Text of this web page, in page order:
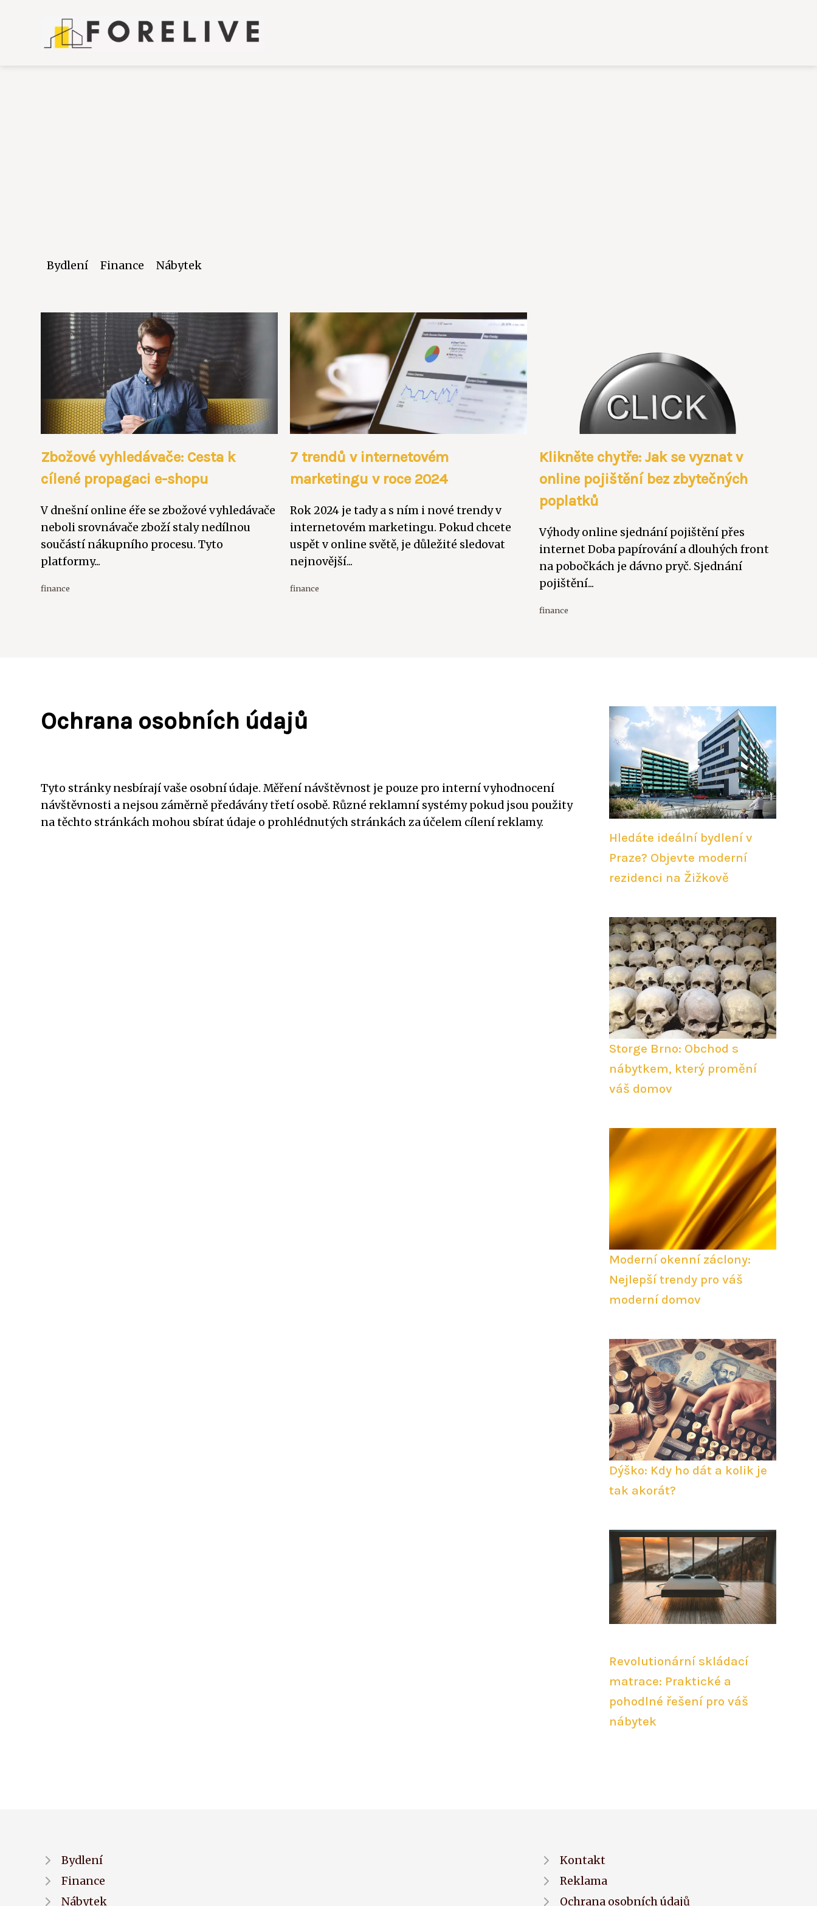
Bydlení Finance Nábytek
Zbožové vyhledávače: Cesta k
cílené propagaci e-shopu
V dnešní online éře se zbožové vyhledávače
neboli srovnávače zboží staly nedílnou
součástí nákupního procesu. Tyto
platformy...
finance
7 trendů v internetovém
marketingu v roce 2024
Rok 2024 je tady a s ním i nové trendy v
internetovém marketingu. Pokud chcete
uspět v online světě, je důležité sledovat
nejnovější...
finance
Klikněte chytře: Jak se vyznat v
online pojištění bez zbytečných
poplatků
Výhody online sjednání pojištění přes
internet Doba papírování a dlouhých front
na pobočkách je dávno pryč. Sjednání
pojištění...
finance
Ochrana osobních údajů
Tyto stránky nesbírají vaše osobní údaje. Měření návštěvnost je pouze pro interní vyhodnocení
návštěvnosti a nejsou záměrně předávány třetí osobě. Různé reklamní systémy pokud jsou použity
na těchto stránkách mohou sbírat údaje o prohlédnutých stránkách za účelem cílení reklamy.
Hledáte ideální bydlení v
Praze? Objevte moderní
rezidenci na Žižkově
Storge Brno: Obchod s
nábytkem, který promění
váš domov
Moderní okenní záclony:
Nejlepší trendy pro váš
moderní domov
Dýško: Kdy ho dát a kolik je
tak akorát?
Revolutionární skládací
matrace: Praktické a
pohodlné řešení pro váš
nábytek
Bydlení
Finance
Nábytek
Kontakt
Reklama
Ochrana osobních údajů